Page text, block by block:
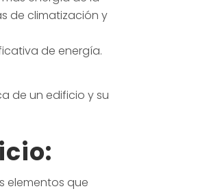
de climatización y
de energía.
de un edificio y su
elementos que